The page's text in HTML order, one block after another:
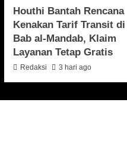
Houthi Bantah Rencana
Kenakan Tarif Transit
Bab al-Mandab, Klaim
Layanan Tetap Gratis
Redaksi 3 hari ago